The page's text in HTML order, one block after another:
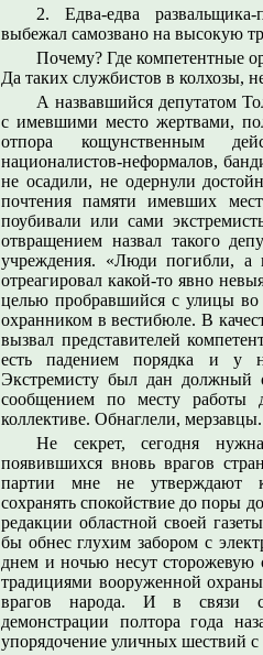
2. Едва-едва
выбежал самозвано на высокую
Почему? Где компетентные
Да таких службистов в колхозы,
А назвавшийся депутатом
с имевшими место жертвами,
отпора кощунственным
националистов-неформалов,
не осадили, не одернули
почтения памяти имевших
поубивали или сами
отвращением назвал такого
учреждения. «Люди погибли,
отреагировал какой-то явно
целью пробравшийся с улицы
охранником в вестибюле. В
вызвал представителей
есть падением порядка и у
Экстремисту был дан должный
сообщением по месту работы
коллективе. Обнаглели, мерзавцы.
Не секрет, сегодня
появившихся вновь врагов
партии мне не утверждают
сохранять спокойствие до поры
редакции областной своей
бы обнес глухим забором с
днем и ночью несут сторожевую
традициями вооруженной
врагов народа. И в связи с
демонстрации полтора года
упорядочение уличных шествий